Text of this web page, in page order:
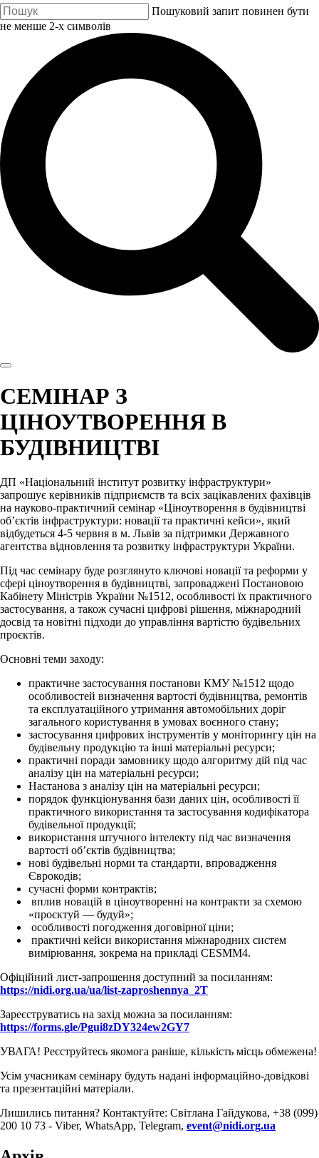
Пошуковий запит повинен бути
не менше 2-х символів
СЕМІНАР З
ЦІНОУТВОРЕННЯ В
БУДІВНИЦТВІ
ДП «Національний інститут розвитку інфраструктури»
запрошує керівників підприємств та всіх зацікавлених фахівців
на науково-практичний семінар «Ціноутворення в будівництві
об’єктів інфраструктури: новації та практичні кейси», який
відбудеться 4-5 червня в м. Львів за підтримки Державного
агентства відновлення та розвитку інфраструктури України.
Під час семінару буде розглянуто ключові новації та реформи у
сфері ціноутворення в будівництві, запроваджені Постановою
Кабінету Міністрів України №1512, особливості їх практичного
застосування, а також сучасні цифрові рішення, міжнародний
досвід та новітні підходи до управління вартістю будівельних
проєктів.
Основні теми заходу:
практичне застосування постанови КМУ №1512 щодо
особливостей визначення вартості будівництва, ремонтів
та експлуатаційного утримання автомобільних доріг
загального користування в умовах воєнного стану;
застосування цифрових інструментів у моніторингу цін на
будівельну продукцію та інші матеріальні ресурси;
практичні поради замовнику щодо алгоритму дій під час
аналізу цін на матеріальні ресурси;
Настанова з аналізу цін на матеріальні ресурси;
порядок функціонування бази даних цін, особливості її
практичного використання та застосування кодифікатора
будівельної продукції;
використання штучного інтелекту під час визначення
вартості об’єктів будівництва;
нові будівельні норми та стандарти, впровадження
Єврокодів;
сучасні форми контрактів;
вплив новацій в ціноутворенні на контракти за схемою
«проєктуй — будуй»;
особливості погодження договірної ціни;
практичні кейси використання міжнародних систем
вимірювання, зокрема на прикладі CESMM4.
Офіційний лист-запрошення доступний за посиланням:
https://nidi.org.ua/ua/list-zaproshennya_2T
Зареєструватись на захід можна за посиланням:
https://forms.gle/Pgui8zDY324ew2GY7
УВАГА! Реєструйтесь якомога раніше, кількість місць обмежена!
Усім учасникам семінару будуть надані інформаційно-довідкові
та презентаційні матеріали.
Лишились питання? Контактуйте: Світлана Гайдукова, +38 (099)
200 10 73 - Viber, WhatsApp, Telegram, event@nidi.org.ua